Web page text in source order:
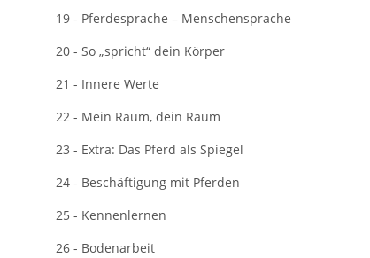
19 - Pferdesprache – Menschensprache
20 - So „spricht“ dein Körper
21 - Innere Werte
22 - Mein Raum, dein Raum
23 - Extra: Das Pferd als Spiegel
24 - Beschäftigung mit Pferden
25 - Kennenlernen
26 - Bodenarbeit